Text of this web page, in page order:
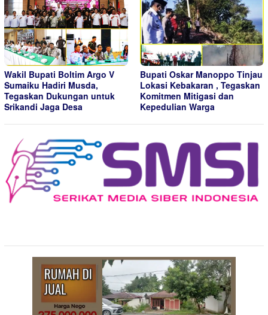
Wakil Bupati Boltim Argo V
Sumaiku Hadiri Musda,
Tegaskan Dukungan untuk
Srikandi Jaga Desa
Bupati Oskar Manoppo Tinjau
Lokasi Kebakaran , Tegaskan
Komitmen Mitigasi dan
Kepedulian Warga